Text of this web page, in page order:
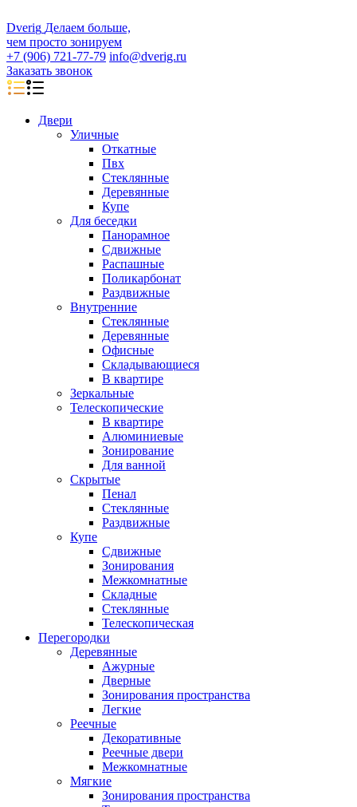
Dverig Делаем больше,
чем просто зонируем
+7 (906) 721-77-79 info@dverig.ru
Заказать звонок
Двери
Уличные
Откатные
Пвх
Стеклянные
Деревянные
Купе
Для беседки
Панорамное
Сдвижные
Распашные
Поликарбонат
Раздвижные
Внутренние
Стеклянные
Деревянные
Офисные
Складывающиеся
В квартире
Зеркальные
Телескопические
В квартире
Алюминиевые
Зонирование
Для ванной
Скрытые
Пенал
Стеклянные
Раздвижные
Купе
Сдвижные
Зонирования
Межкомнатные
Складные
Стеклянные
Телескопическая
Перегородки
Деревянные
Ажурные
Дверные
Зонирования пространства
Легкие
Реечные
Декоративные
Реечные двери
Межкомнатные
Мягкие
Зонирования пространства